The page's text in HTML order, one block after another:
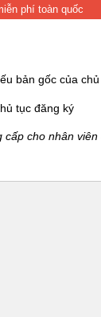
phí toàn quốc
bản gốc của
tục đăng ký
cho nhân